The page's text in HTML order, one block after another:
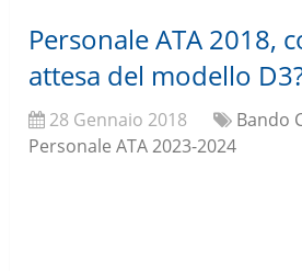
Personale ATA 2018,
attesa del modello
28 Gennaio 2018
Bando
Personale ATA 2023-2024